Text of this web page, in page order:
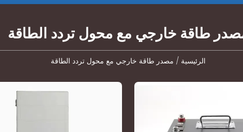
طاقة خارجي مع محول تردد الطاقة
الرئيسية / مصدر طاقة خارجي مع محول تردد الطاقة